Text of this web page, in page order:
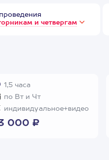
и четвергам
1,5 часа
по Вт и Чт
индивидуальное+видео
000 ₽